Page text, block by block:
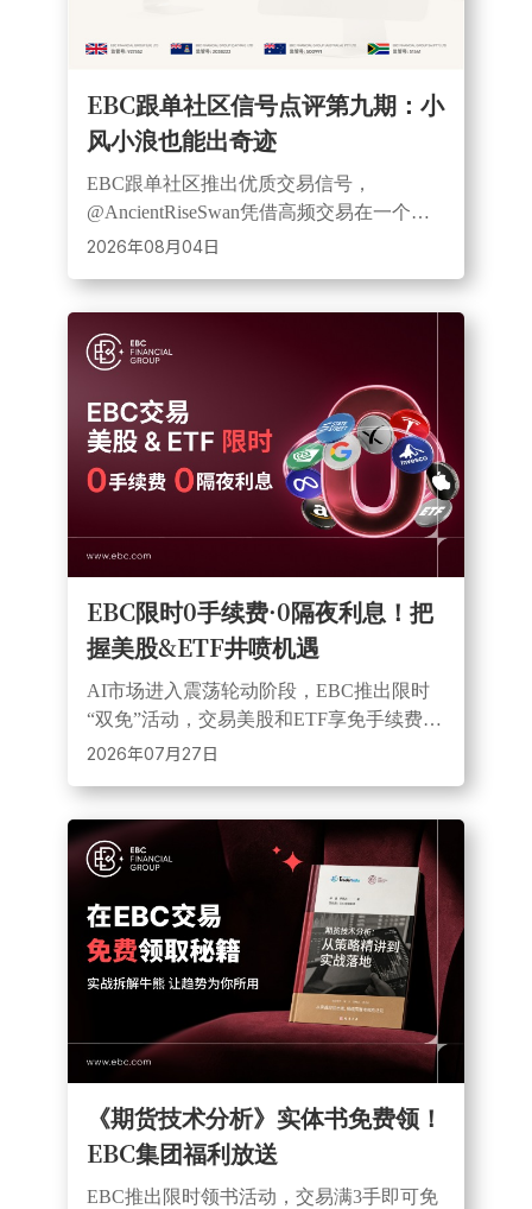
EBC跟单社区信号点评第九期：小
风小浪也能出奇迹
EBC跟单社区推出优质交易信号，
@AncientRiseSwan凭借高频交易在一个月
内实现近12倍收益。该信号覆盖黄金等多
2026年08月04日
​EBC限时0手续费·0隔夜利息！把
握美股&ETF井喷机遇
AI市场进入震荡轮动阶段，EBC推出限时
“双免”活动，交易美股和ETF享免手续费、
免隔夜利息，并提供杠杆及多空交易工
2026年07月27日
《期货技术分析》实体书免费领！
EBC集团福利放送
EBC推出限时领书活动，交易满3手即可免